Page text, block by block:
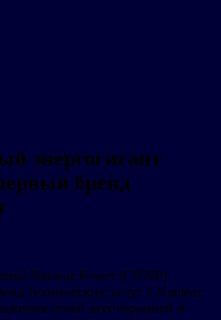
энергогигант
бренд
Nuclear Power (CNNP)
технических услуг I-Nuclear,
своей всесторонней и